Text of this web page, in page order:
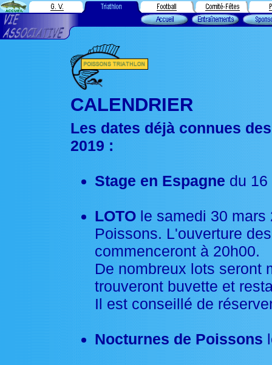
CALENDRIER
Les dates déjà connues
2019 :
Stage en Espagne du 16
LOTO le samedi 30
Poissons. L'ouverture
commenceront à 20h00.
De nombreux lots seront
trouveront buvette et
Il est conseillé de
Nocturnes de Poissons